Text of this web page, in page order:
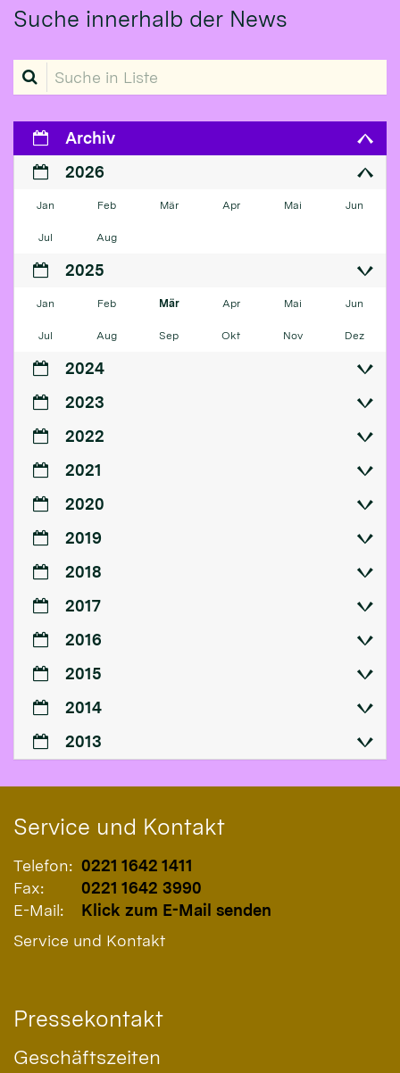
Suche innerhalb der News
Suche in Liste
Archiv
2026
Jan Feb Mär Apr Mai Jun
Jul Aug
2025
Jan Feb Mär Apr Mai Jun
Jul Aug Sep Okt Nov Dez
2024
2023
2022
2021
2020
2019
2018
2017
2016
2015
2014
2013
Service und Kontakt
Telefon: 0221 1642 1411
Fax:
0221 1642 3990
E-Mail:
Klick zum E-Mail senden
Service und Kontakt
Pressekontakt
Geschäftszeiten